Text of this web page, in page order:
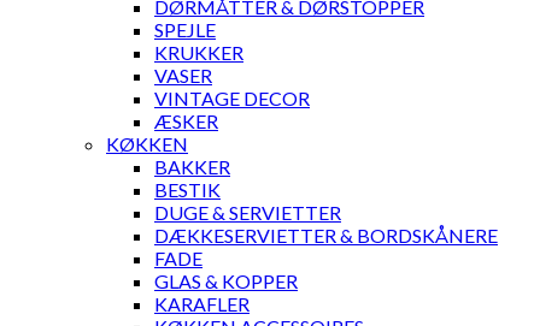
DØRMÅTTER & DØRSTOPPER
SPEJLE
KRUKKER
VASER
VINTAGE DECOR
ÆSKER
KØKKEN
BAKKER
BESTIK
DUGE & SERVIETTER
DÆKKESERVIETTER & BORDSKÅNERE
FADE
GLAS & KOPPER
KARAFLER